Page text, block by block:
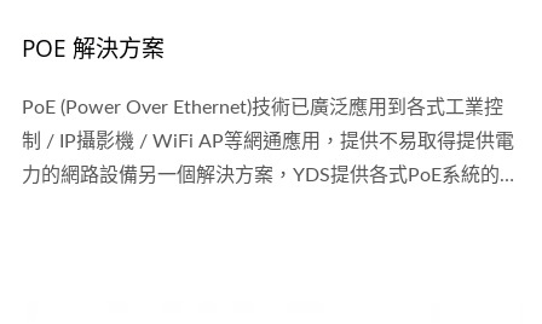
POE 解決方案
PoE (Power Over Ethernet)技術已廣泛應用到各式工業控
制 / IP攝影機 / WiFi AP等網通應用，提供不易取得提供電
力的網路設備另一個解決方案，YDS提供各式PoE系統的解